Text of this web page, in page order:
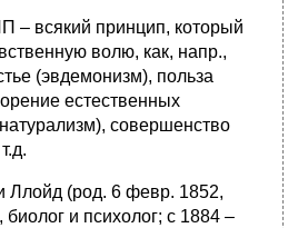
принцип, который
волю, как, напр.,
(эвдемонизм), польза
естественных
совершенство
(род. 6 февр. 1852,
и психолог; с 1884 –